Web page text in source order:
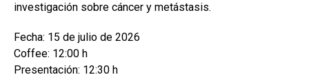
investigación sobre cáncer y metástasis.
Fecha: 15 de julio de 2026
Coffee: 12:00 h
Presentación: 12:30 h